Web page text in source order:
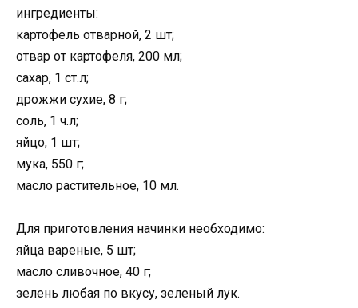
ингредиенты:
картофель отварной, 2 шт;
отвар от картофеля, 200 мл;
сахар, 1 ст.л;
дрожжи сухие, 8 г;
соль, 1 ч.л;
яйцо, 1 шт;
мука, 550 г;
масло растительное, 10 мл.
Для приготовления начинки необходимо:
яйца вареные, 5 шт;
масло сливочное, 40 г;
зелень любая по вкусу, зеленый лук.